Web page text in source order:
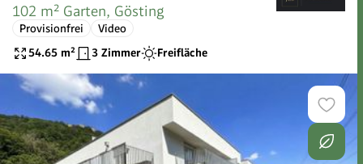
102 m² Garten, Gösting
Provisionfrei
Video
54.65 m² 3 Zimmer Freifläche